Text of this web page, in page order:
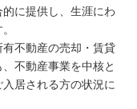
に提供し、生涯にわ
不動産の売却・賃貸
不動産事業を中核と
居される方の状況に